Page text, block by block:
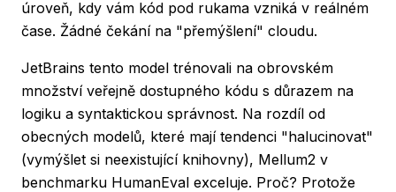
úroveň, kdy vám kód pod rukama vzniká v reálném
čase. Žádné čekání na "přemýšlení" cloudu.
JetBrains tento model trénovali na obrovském
množství veřejně dostupného kódu s důrazem na
logiku a syntaktickou správnost. Na rozdíl od
obecných modelů, které mají tendenci "halucinovat"
(vymýšlet si neexistující knihovny), Mellum2 v
benchmarku HumanEval exceluje. Proč? Protože